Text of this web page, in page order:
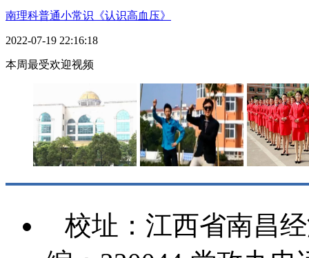
南理科普通小常识《认识高血压》
2022-07-19 22:16:18
本周最受欢迎视频
致我们即将离别的校
英雄校区学生自导自
《空姐之歌
校址：江西省南昌